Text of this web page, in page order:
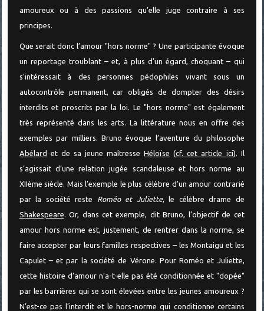
amoureux ou à des passions qu’elle juge contraire à ses
principes.
Que serait donc l’amour "hors norme" ? Une participante évoque
un reportage troublant – et, à plus d’un égard, choquant – qui
s’intéressait à des personnes pédophiles vivant sous un
autocontrôle permanent, car obligés de dompter des désirs
interdits et proscrits par la loi. Le "hors norme" est également
très représenté dans les arts. La littérature nous en offre des
exemples par milliers. Bruno évoque l’aventure du philosophe
Abélard et de sa jeune maîtresseHéloïse (cf. cet article ici). Il
s’agissait d’une relation jugée scandaleuse et hors norme au
XIIème siècle. Mais l’exemple le plus célèbre d’un amour contrarié
par la société reste Roméo et Juliette, le célèbre drame de
Shakespeare . Or, dans cet exemple, dit Bruno, l’objectif de cet
amour hors norme est, justement, de rentrer dans la norme, se
faire accepter par leurs familles respectives – les Montaigu et les
Capulet – et par la société de Vérone. Pour Roméo et Juliette,
cette histoire d’amour n’a-t-elle pas été conditionnée et "dopée"
par les barrières qui se sont élevées entre les jeunes amoureux ?
N’est-ce pas l’interdit et le hors-norme qui conditionne certains